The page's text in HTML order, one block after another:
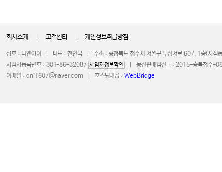
회사소개 고객센터 개인정보취급방침
상호 : 디앤아이 | 대표 : 천인국 | 주소 : 충청북도 청주시 서원구 무심서로 607, 1층(사직
사업자등록번호 : 301-86-32087 사업자정보확인
| 통신판매업신고 : 2015-충북청
이메일 : dni1607@naver.com | 호스팅제공 : WebBridge